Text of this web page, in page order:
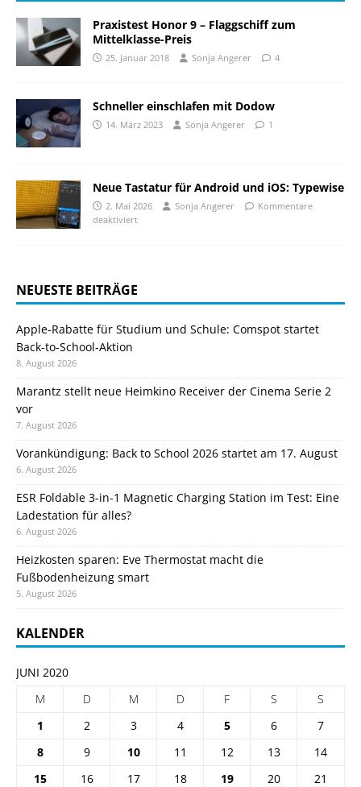
Praxistest Honor 9 – Flaggschiff zum
Mittelklasse-Preis
25. Januar 2018 Sonja Angerer 4
Schneller einschlafen mit Dodow
14. März 2023 Sonja Angerer 1
Neue Tastatur für Android und iOS: Typewise
2. Mai 2026 Sonja Angerer
Kommentare
deaktiviert
NEUESTE BEITRÄGE
Apple-Rabatte für Studium und Schule: Comspot startet
Back-to-School-Aktion
8. August 2026
Marantz stellt neue Heimkino Receiver der Cinema Serie 2
vor
7. August 2026
Vorankündigung: Back to School 2026 startet am 17. August
6. August 2026
ESR Foldable 3-in-1 Magnetic Charging Station im Test: Eine
Ladestation für alles?
6. August 2026
Heizkosten sparen: Eve Thermostat macht die
Fußbodenheizung smart
5. August 2026
KALENDER
JUNI 2020
M
D M D F S
S
1
2 3 4 5 6
7
8
9 10 11 12 13
14
15
16 17 18 19 20 21